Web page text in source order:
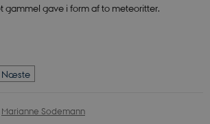
gammel gave i form af to meteoritter.
Næste
Marianne Sodemann